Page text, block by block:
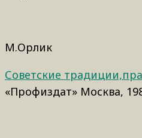
М.Орлик
Советские
«Профиздат» Москва,